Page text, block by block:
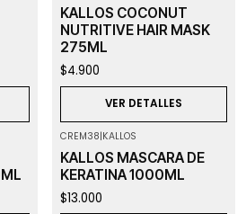
KALLOS COCONUT
NUTRITIVE HAIR MASK
275ML
$4.900
VER DETALLES
CREM38|KALLOS
KALLOS MASCARA DE
KERATINA 1000ML
$13.000